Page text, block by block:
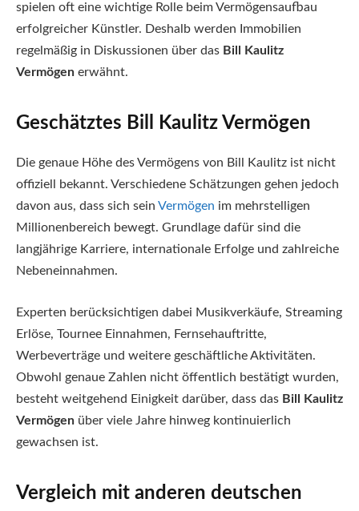
spielen oft eine wichtige Rolle beim Vermögensaufbau
erfolgreicher Künstler. Deshalb werden Immobilien
regelmäßig in Diskussionen über das Bill Kaulitz
Vermögen erwähnt.
Geschätztes Bill Kaulitz Vermögen
Die genaue Höhe des Vermögens von Bill Kaulitz ist nicht
offiziell bekannt. Verschiedene Schätzungen gehen jedoch
davon aus, dass sich sein Vermögen im mehrstelligen
Millionenbereich bewegt. Grundlage dafür sind die
langjährige Karriere, internationale Erfolge und zahlreiche
Nebeneinnahmen.
Experten berücksichtigen dabei Musikverkäufe, Streaming
Erlöse, Tournee Einnahmen, Fernsehauftritte,
Werbeverträge und weitere geschäftliche Aktivitäten.
Obwohl genaue Zahlen nicht öffentlich bestätigt wurden,
besteht weitgehend Einigkeit darüber, dass das Bill Kaulitz
Vermögen über viele Jahre hinweg kontinuierlich
gewachsen ist.
Vergleich mit anderen deutschen